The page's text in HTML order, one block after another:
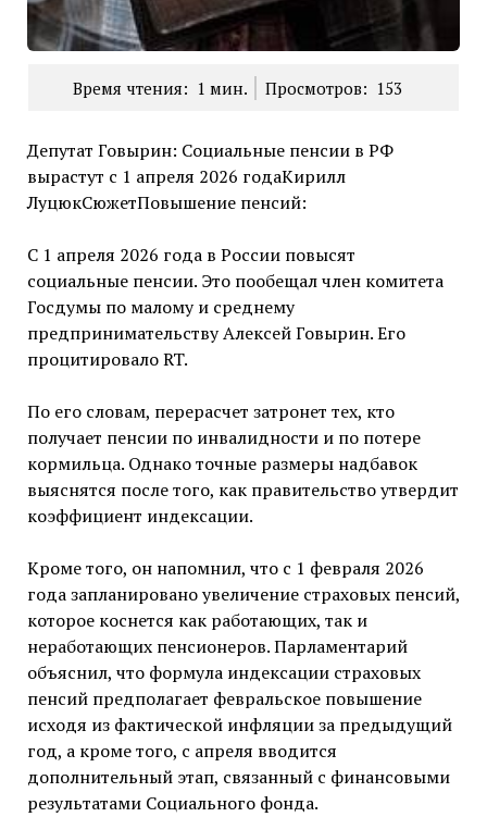
Время чтения: 1 мин. Просмотров: 153
Депутат Говырин: Социальные пенсии в РФ
вырастут с 1 апреля 2026 годаКирилл
ЛуцюкСюжетПовышение пенсий:
С 1 апреля 2026 года в России повысят
социальные пенсии. Это пообещал член комитета
Госдумы по малому и среднему
предпринимательству Алексей Говырин. Его
процитировало RT.
По его словам, перерасчет затронет тех, кто
получает пенсии по инвалидности и по потере
кормильца. Однако точные размеры надбавок
выяснятся после того, как правительство утвердит
коэффициент индексации.
Кроме того, он напомнил, что с 1 февраля 2026
года запланировано увеличение страховых пенсий,
которое коснется как работающих, так и
неработающих пенсионеров. Парламентарий
объяснил, что формула индексации страховых
пенсий предполагает февральское повышение
исходя из фактической инфляции за предыдущий
год, а кроме того, с апреля вводится
дополнительный этап, связанный с финансовыми
результатами Социального фонда.